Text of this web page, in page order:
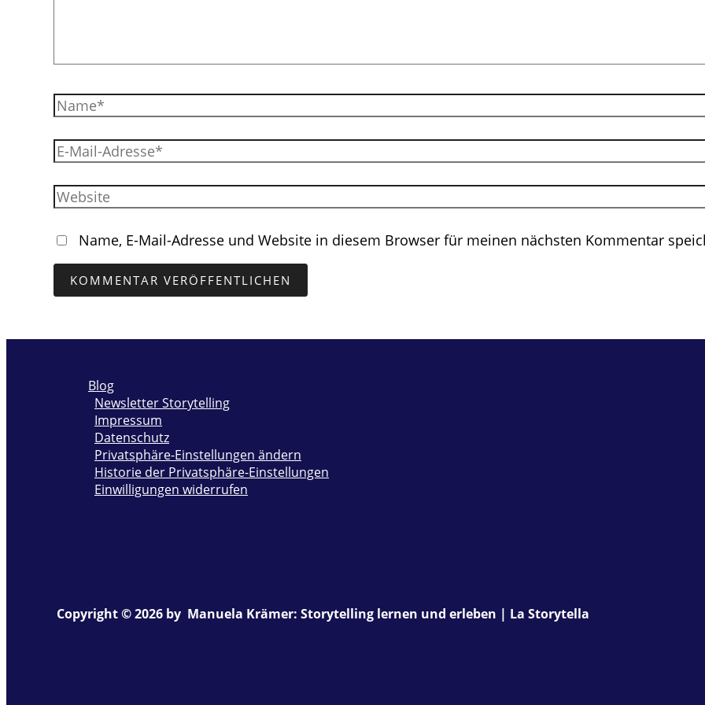
Name*
E-
Mail-
Adresse*
Website
Name, E-Mail-Adresse und Website in diesem Browser für meinen nächsten Kommentar
Blog
Newsletter Storytelling
Impressum
Datenschutz
Privatsphäre-Einstellungen ändern
Historie der Privatsphäre-Einstellungen
Einwilligungen widerrufen
Copyright © 2026 by Manuela Krämer: Storytelling lernen und erleben | La Storytella